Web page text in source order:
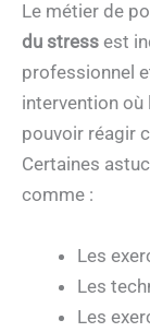
Le métier de
du stress est
professionnel
intervention
pouvoir réagir
Certaines
comme :
Les
Les
Les